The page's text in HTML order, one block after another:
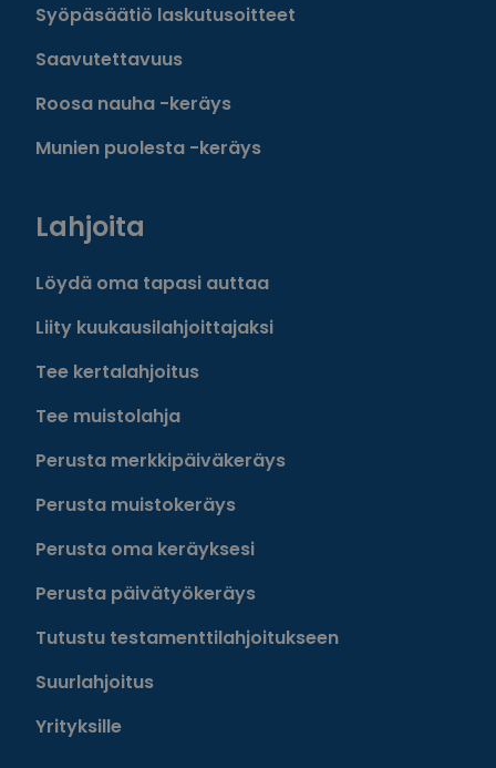
Syöpäsäätiö laskutusoitteet
Saavutettavuus
Roosa nauha -keräys
Munien puolesta -keräys
Lahjoita
Löydä oma tapasi auttaa
Liity kuukausilahjoittajaksi
Tee kertalahjoitus
Tee muistolahja
Perusta merkkipäiväkeräys
Perusta muistokeräys
Perusta oma keräyksesi
Perusta päivätyökeräys
Tutustu testamenttilahjoitukseen
Suurlahjoitus
Yrityksille